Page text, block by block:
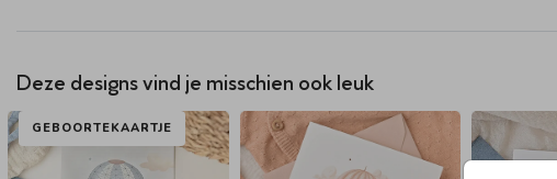
Deze designs vind je misschien ook leuk
GEBOORTEKAARTJE